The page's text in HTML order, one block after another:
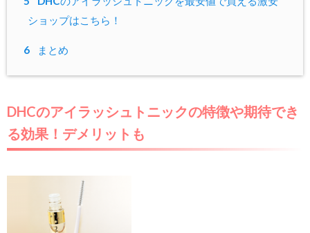
ショップはこちら！
6 まとめ
DHCのアイラッシュトニックの特徴や期待でき
る効果！デメリットも